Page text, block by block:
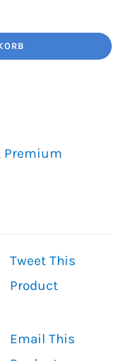
Premium
Tweet This
Product
Email This